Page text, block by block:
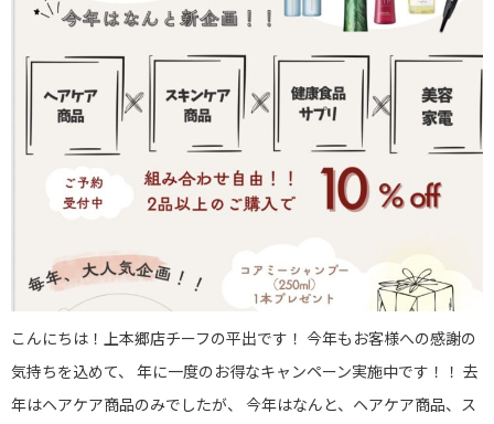
こんにちは！上本郷店チーフの平出です！ 今年もお客様への感謝の
気持ちを込めて、 年に一度のお得なキャンペーン実施中です！！ 去
年はヘアケア商品のみでしたが、 今年はなんと、ヘアケア商品、ス